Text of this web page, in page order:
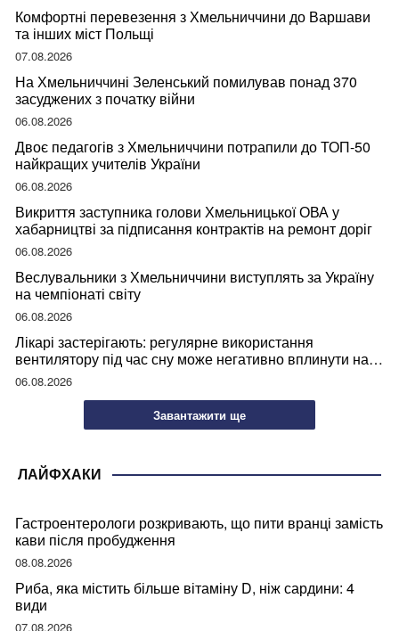
Комфортні перевезення з Хмельниччини до Варшави
та інших міст Польщі
07.08.2026
На Хмельниччині Зеленський помилував понад 370
засуджених з початку війни
06.08.2026
Двоє педагогів з Хмельниччини потрапили до ТОП-50
найкращих учителів України
06.08.2026
Викриття заступника голови Хмельницької ОВА у
хабарництві за підписання контрактів на ремонт доріг
06.08.2026
Веслувальники з Хмельниччини виступлять за Україну
на чемпіонаті світу
06.08.2026
Лікарі застерігають: регулярне використання
вентилятору під час сну може негативно вплинути на
ваше здоров’я
06.08.2026
Завантажити ще
ЛАЙФХАКИ
Гастроентерологи розкривають, що пити вранці замість
кави після пробудження
08.08.2026
Риба, яка містить більше вітаміну D, ніж сардини: 4
види
07.08.2026